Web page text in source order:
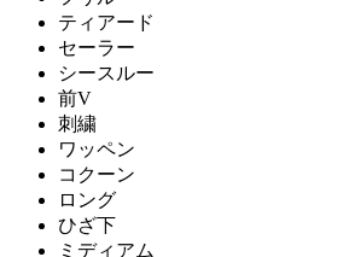
ティアード
セーラー
シースルー
前V
刺繍
ワッペン
コクーン
ロング
ひざ下
ミディアム